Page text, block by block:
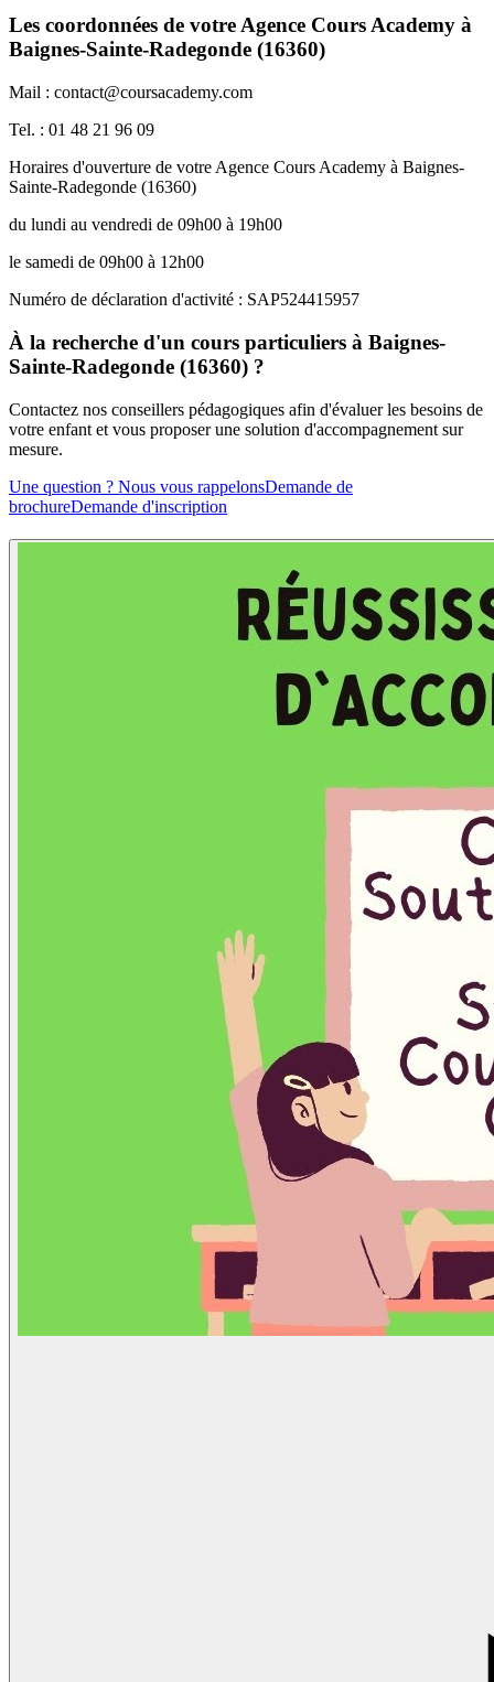
Les coordonnées de votre Agence Cours Academy à
Baignes-Sainte-Radegonde (16360)
Mail : contact@coursacademy.com
Tel. : 01 48 21 96 09
Horaires d'ouverture de votre Agence Cours Academy à Baignes-
Sainte-Radegonde (16360)
du lundi au vendredi de 09h00 à 19h00
le samedi de 09h00 à 12h00
Numéro de déclaration d'activité : SAP524415957
À la recherche d'un cours particuliers à Baignes-
Sainte-Radegonde (16360) ?
Contactez nos conseillers pédagogiques afin d'évaluer les besoins de
votre enfant et vous proposer une solution d'accompagnement sur
mesure.
Une question ? Nous vous rappelonsDemande de
brochureDemande d'inscription